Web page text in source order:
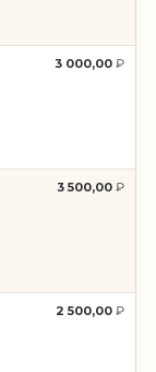
3 000,00
3 500,00
2 500,00